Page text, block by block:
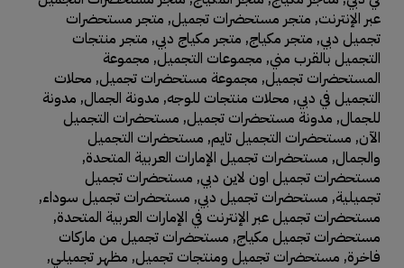
عبر الإنترنت, متجر مستحضرات تجميل, متجر مستحضرات
تجميل دبي, متجر مكياج, متجر مكياج دبي, متجر منتجات
التجميل بالقرب مني, مجموعات التجميل, مجموعة
المستحضرات تجميل, مجموعة مستحضرات تجميل, محلات
التجميل في دبي, محلات منتجات للوجه, مدونة الجمال, مدونة
للجمال, مدونة مستحضرات تجميل, مستحضرات التجميل
الآن, مستحضرات التجميل تايم, مستحضرات التجميل
والجمال, مستحضرات تجميل الإمارات العربية المتحدة,
مستحضرات تجميل اون لاين دبي, مستحضرات تجميل
تجميلية, مستحضرات تجميل دبي, مستحضرات تجميل سوداء,
مستحضرات تجميل عبر الإنترنت في الإمارات العربية المتحدة,
مستحضرات تجميل مكياج, مستحضرات تجميل من ماركات
فاخرة, مستحضرات تجميل ومنتجات تجميل, مظهر تجميلي,